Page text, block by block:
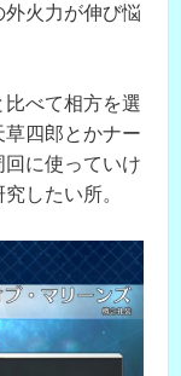
火力が伸び悩
べて相方を選
四郎とかナー
に使っていけ
したい所。